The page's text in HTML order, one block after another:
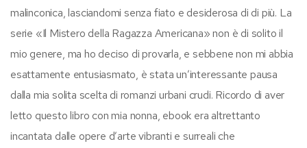
malinconica, lasciandomi senza fiato e desiderosa di di più. La
serie «Il Mistero della Ragazza Americana» non è di solito il
mio genere, ma ho deciso di provarla, e sebbene non mi abbia
esattamente entusiasmato, è stata un’interessante pausa
dalla mia solita scelta di romanzi urbani crudi. Ricordo di aver
letto questo libro con mia nonna, ebook era altrettanto
incantata dalle opere d’arte vibranti e surreali che